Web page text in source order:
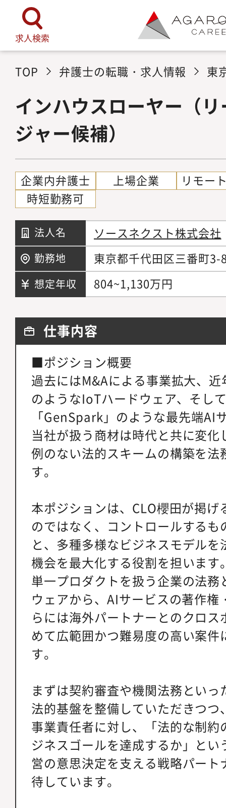
求人検索
TOP 弁護士の転職・求人情報 東
インハウスローヤー（
ジャー候補）
企業内弁護士 上場企業
リモー
時短勤務可
法人名 ソースネクスト株式会社
勤務地 東京都千代田区三番町3-
想定年収 804~1,130万円
仕事内容
■ポジション概要
過去にはM&Aによる事業拡大、
のようなIoTハードウェア、そし
「GenSpark」のような最先端AI
当社が扱う商材は時代と共に変
例のない法的スキームの構築を
す。
本ポジションは、CLO櫻田が掲
のではなく、コントロールする
と、多種多様なビジネスモデル
機会を最大化する役割を担います
単一プロダクトを扱う企業の法
ウェアから、AIサービスの著作
らには海外パートナーとのクロ
めて広範囲かつ難易度の高い案
す。
まずは契約審査や機関法務とい
法的基盤を整備していただきつ
事業責任者に対し、「法的な制
ジネスゴールを達成するか」と
営の意思決定を支える戦略パー
待しています。